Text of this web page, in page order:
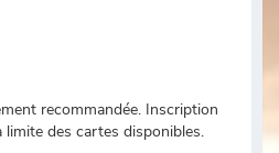
recommandée. Inscription
limite des cartes disponibles.